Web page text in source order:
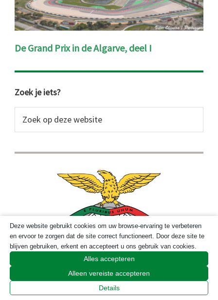
De Grand Prix in de Algarve, deel I
Primaire
Sidebar
Zoek je iets?
op
website
Deze website gebruikt cookies om uw browse-ervaring te verbeteren
en ervoor te zorgen dat de site correct functioneert. Door deze site te
blijven gebruiken, erkent en accepteert u ons gebruik van cookies.
Alles accepteren
Alleen vereiste accepteren
Details